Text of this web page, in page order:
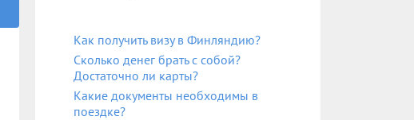
Как получить визу в Финляндию?
Сколько денег брать с собой?
Достаточно ли карты?
Какие документы необходимы в
поездке?